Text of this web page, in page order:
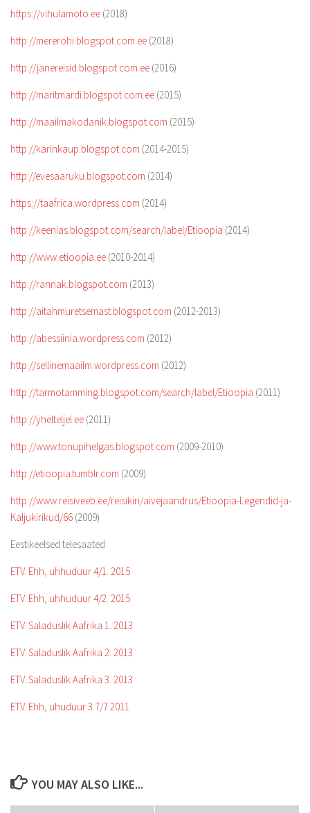
https://vihulamoto.ee (2018)
http://mererohi.blogspot.com.ee (2018)
http://janereisid.blogspot.com.ee (2016)
http://maritmardi.blogspot.com.ee (2015)
http://maailmakodanik.blogspot.com (2015)
http://karinkaup.blogspot.com (2014-2015)
http://evesaaruku.blogspot.com (2014)
https://taafrica.wordpress.com (2014)
http://keenias.blogspot.com/search/label/Etioopia (2014)
http://www.etioopia.ee (2010-2014)
http://rannak.blogspot.com (2013)
http://aitahmuretsemast.blogspot.com (2012-2013)
http://abessiinia.wordpress.com (2012)
http://sellinemaailm.wordpress.com (2012)
http://tarmotamming.blogspot.com/search/label/Etioopia (2011)
http://yhelteljel.ee (2011)
http://www.tonupihelgas.blogspot.com (2009-2010)
http://etioopia.tumblr.com (2009)
http://www.reisiveeb.ee/reisikiri/aivejaandrus/Etioopia-Legendid-ja-
Kaljukirikud/66 (2009)
Eestikeelsed telesaated
ETV. Ehh, uhhuduur 4/1. 2015
ETV. Ehh, uhhuduur 4/2. 2015
ETV. Saladuslik Aafrika 1. 2013
ETV. Saladuslik Aafrika 2. 2013
ETV. Saladuslik Aafrika 3. 2013
ETV. Ehh, uhuduur 3 7/7 2011
YOU MAY ALSO LIKE...